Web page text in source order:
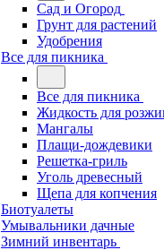
Сад и Огород
Грунт для растений
Удобрения
Все для пикника
Все для пикника
Жидкость для
Мангалы
Плащи-дождевики
Решетка-гриль
Уголь древесный
Щепа для копчения
Биотуалеты
Умывальники дачные
Зимний инвентарь